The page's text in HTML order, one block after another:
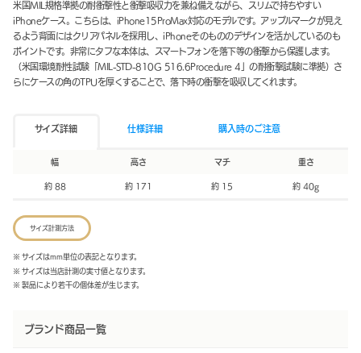
米国MIL規格準拠の耐衝撃性と衝撃吸収力を兼ね備えながら、スリムで持ちやすい
iPhoneケース。こちらは、iPhone15ProMax対応のモデルです。アップルマークが見え
るよう背面にはクリアパネルを採用し、iPhoneそのもののデザインを活かしているのも
ポイントです。非常にタフな本体は、スマートフォンを落下等の衝撃から保護します。
（米国環境耐性試験「MIL-STD-810G 516.6Procedure 4」の耐衝撃試験に準拠）さ
らにケースの角のTPUを厚くすることで、落下時の衝撃を吸収してくれます。
サイズ詳細 仕様詳細 購入時のご注意
幅
約 88
高さ
約 171
マチ
約 15
重さ
約 40g
サイズ計測方法
※ サイズはmm単位の表記となります。
※ サイズは当店計測の実寸値となります。
※ 製品により若干の個体差が生じます。
ブランド商品一覧